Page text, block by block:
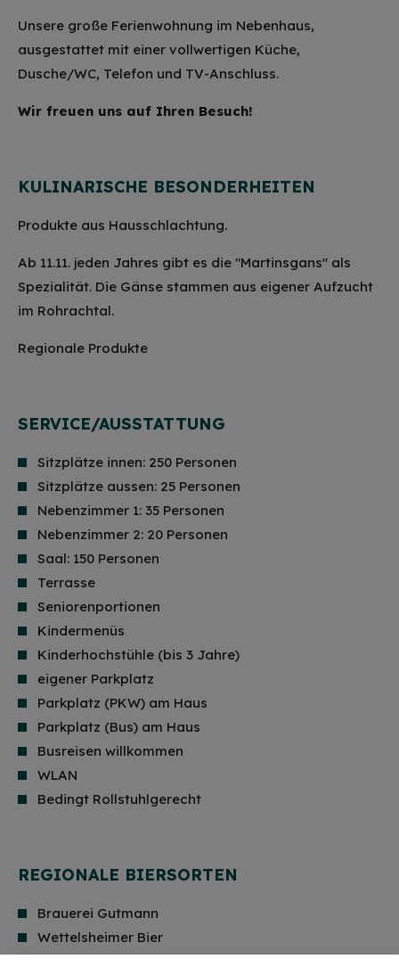
Unsere große Ferienwohnung im Nebenhaus,
ausgestattet mit einer vollwertigen Küche,
Dusche/WC, Telefon und TV-Anschluss.
Wir freuen uns auf Ihren Besuch!
KULINARISCHE BESONDERHEITEN
Produkte aus Hausschlachtung.
Ab 11.11. jeden Jahres gibt es die "Martinsgans" als
Spezialität. Die Gänse stammen aus eigener Aufzucht
im Rohrachtal.
Regionale Produkte
SERVICE/AUSSTATTUNG
Sitzplätze innen: 250 Personen
Sitzplätze aussen: 25 Personen
Nebenzimmer 1: 35 Personen
Nebenzimmer 2: 20 Personen
Saal: 150 Personen
Terrasse
Seniorenportionen
Kindermenüs
Kinderhochstühle (bis 3 Jahre)
eigener Parkplatz
Parkplatz (PKW) am Haus
Parkplatz (Bus) am Haus
Busreisen willkommen
WLAN
Bedingt Rollstuhlgerecht
REGIONALE BIERSORTEN
Brauerei Gutmann
Wettelsheimer Bier